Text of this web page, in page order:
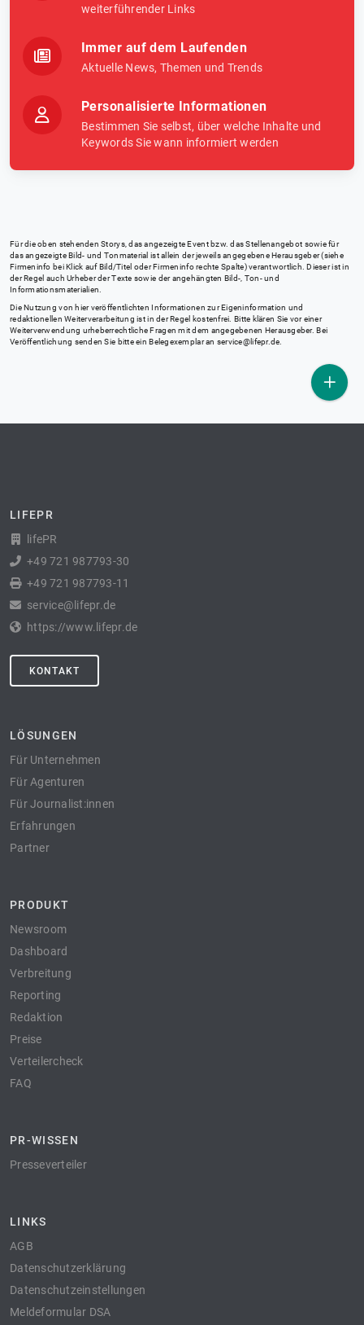
weiterführender Links
Immer auf dem Laufenden
Aktuelle News, Themen und Trends
Personalisierte Informationen
Bestimmen Sie selbst, über welche Inhalte und
Keywords Sie wann informiert werden
Für die oben stehenden Storys, das angezeigte Event bzw. das Stellenangebot sowie für
das angezeigte Bild- und Tonmaterial ist allein der jeweils angegebene Herausgeber (siehe
Firmeninfo bei Klick auf Bild/Titel oder Firmeninfo rechte Spalte) verantwortlich. Dieser ist in
der Regel auch Urheber der Texte sowie der angehängten Bild-, Ton- und
Informationsmaterialien.
Die Nutzung von hier veröffentlichten Informationen zur Eigeninformation und
redaktionellen Weiterverarbeitung ist in der Regel kostenfrei. Bitte klären Sie vor einer
Weiterverwendung urheberrechtliche Fragen mit dem angegebenen Herausgeber. Bei
Veröffentlichung senden Sie bitte ein Belegexemplar an service@lifepr.de
LIFEPR
lifePR
+49 721 987793-30
+49 721 987793-11
service@lifepr.de
https://www.lifepr.de
KONTAKT
LÖSUNGEN
Für Unternehmen
Für Agenturen
Für Journalist:innen
Erfahrungen
Partner
PRODUKT
Newsroom
Dashboard
Verbreitung
Reporting
Redaktion
Preise
Verteilercheck
FAQ
PR-WISSEN
Presseverteiler
LINKS
AGB
Datenschutzerklärung
Datenschutzeinstellungen
Meldeformular DSA